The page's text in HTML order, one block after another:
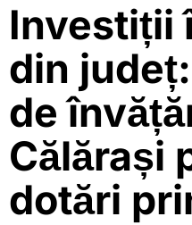
Investiții
din
de
Călărași
dotări